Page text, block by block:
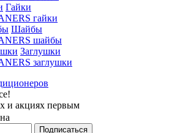
Гайки
гайки
Шайбы
шайбы
Заглушки
заглушки
и акциях первым